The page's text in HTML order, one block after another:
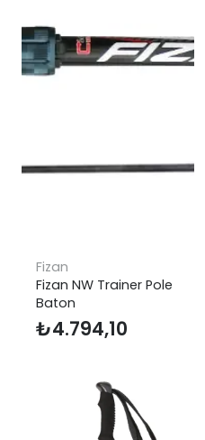
Fizan
Fizan NW Trainer Pole
Baton
₺4.794,10